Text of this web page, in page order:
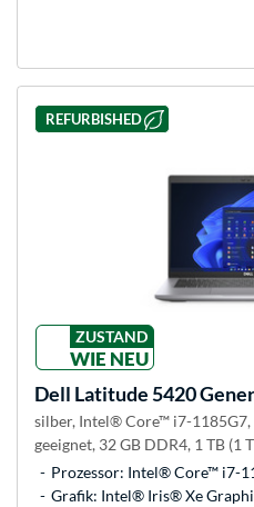
REFURBISHED
ZUSTAND
WIE NEU
Dell Latitude 5420
silber, Intel® Core™ i7-
geeignet, 32 GB DDR4, 1 TB (1
Prozessor: Intel® Core™ i7-
Grafik: Intel® Iris® Xe